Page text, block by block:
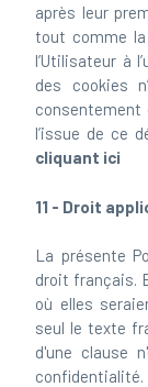
après leur
tout comme
l’Utilisateur à
des cookies
consentement
l’issue de ce
cliquant ici
11 - Droit
La présente
droit français.
où elles
seul le texte
d'une clause